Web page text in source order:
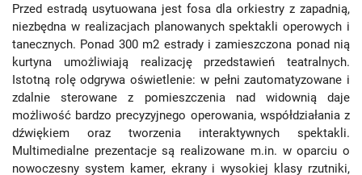
Przed estradą usytuowana jest fosa dla orkiestry z zapadnią,
niezbędna w realizacjach planowanych spektakli operowych i
tanecznych. Ponad 300 m2 estrady i zamieszczona ponad nią
kurtyna umożliwiają realizację przedstawień teatralnych.
Istotną rolę odgrywa oświetlenie: w pełni zautomatyzowane i
zdalnie sterowane z pomieszczenia nad widownią daje
możliwość bardzo precyzyjnego operowania, współdziałania z
dźwiękiem oraz tworzenia interaktywnych spektakli.
Multimedialne prezentacje są realizowane m.in. w oparciu o
nowoczesny system kamer, ekrany i wysokiej klasy rzutniki,